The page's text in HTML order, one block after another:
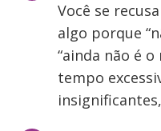
Você se
algo porque
“ainda não é
tempo